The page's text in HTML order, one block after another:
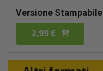
Versione Stampabile
2,99 €